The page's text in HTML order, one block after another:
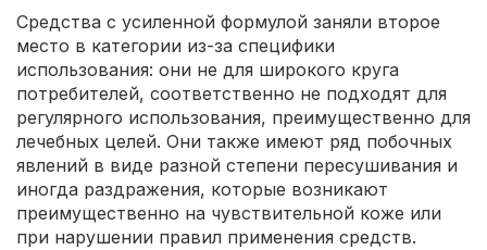
Средства с усиленной формулой заняли второе
место в категории из-за специфики
использования: они не для широкого круга
потребителей, соответственно не подходят для
регулярного использования, преимущественно для
лечебных целей. Они также имеют ряд побочных
явлений в виде разной степени пересушивания и
иногда раздражения, которые возникают
преимущественно на чувствительной коже или
при нарушении правил применения средств.